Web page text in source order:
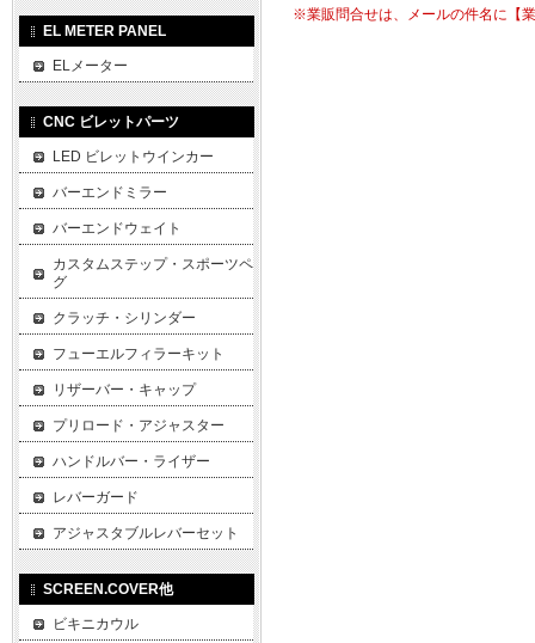
※業販問合せは、メールの件名に【
EL METER PANEL
ELメーター
CNC ビレットパーツ
LED ビレットウインカー
バーエンドミラー
バーエンドウェイト
カスタムステップ・スポーツペ
グ
クラッチ・シリンダー
フューエルフィラーキット
リザーバー・キャップ
プリロード・アジャスター
ハンドルバー・ライザー
レバーガード
アジャスタブルレバーセット
SCREEN.COVER他
ビキニカウル